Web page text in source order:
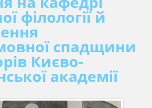
філології й
спадщини
Києво-
академії